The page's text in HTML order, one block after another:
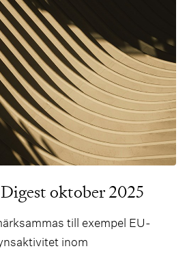
oktober 2025
till exempel EU-
inom